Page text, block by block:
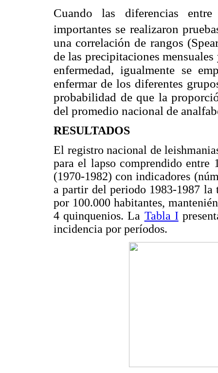
Cuando las diferencias
importantes se realizaron
una correlación de rangos
de las precipitaciones
enfermedad, igualmente se
enfermar de los diferentes
probabilidad de que la
del promedio nacional de
RESULTADOS
El registro nacional de
para el lapso comprendido entre
(1970-1982) con indicadores
a partir del periodo 1983-1987 la
por 100.000 habitantes,
4 quinquenios. La Tabla I
incidencia por períodos.